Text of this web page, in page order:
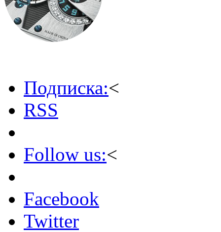
Подписка:<
RSS
Follow us:<
Facebook
Twitter